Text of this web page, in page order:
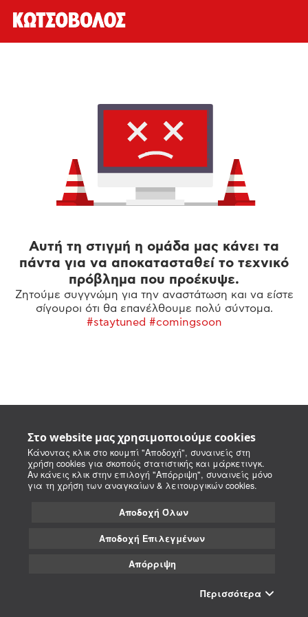
Στο website μας χρησιμοποιούμε cookies
Κάνοντας κλικ στο κουμπί "Αποδοχή", συναινείς στη
χρήση cookies για σκοπούς στατιστικής και μάρκετινγκ.
Αν κάνεις κλικ στην επιλογή "Απόρριψη", συναινείς μόνο
για τη χρήση των αναγκαίων & λειτουργικών cookies.
Αποδοχή Όλων
Αποδοχή Επιλεγμένων
Απόρριψη
Περισσότερα
Αυτή τη στιγμή η ομάδα μας κάνει τα
πάντα για να αποκατασταθεί το τεχνικό
πρόβλημα που προέκυψε.
Ζητούμε συγγνώμη για την αναστάτωση και να είστε
σίγουροι ότι θα επανέλθουμε πολύ σύντομα.
#staytuned #comingsoon